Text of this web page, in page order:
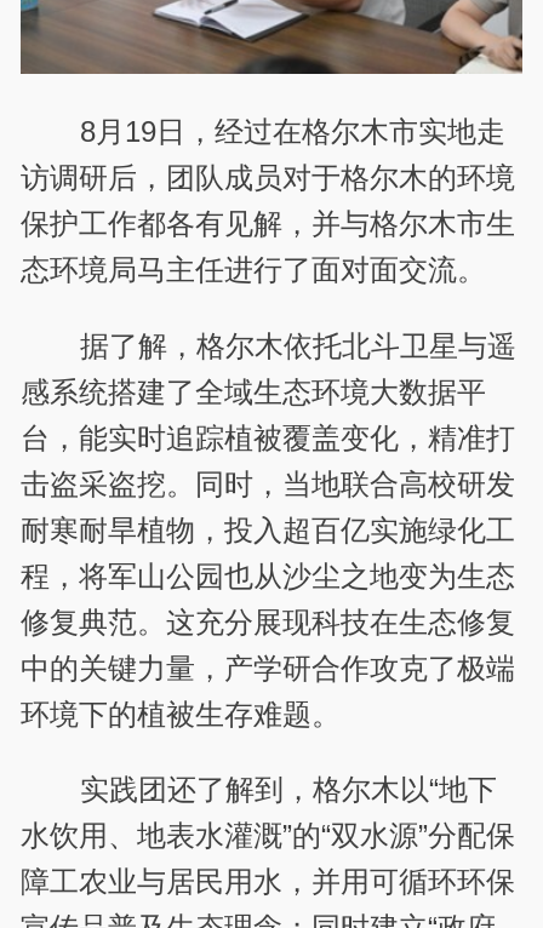
8月19日，经过在格尔木市实地走
访调研后，团队成员对于格尔木的环境
保护工作都各有见解，并与格尔木市生
态环境局马主任进行了面对面交流。
据了解，格尔木依托北斗卫星与遥
感系统搭建了全域生态环境大数据平
台，能实时追踪植被覆盖变化，精准打
击盗采盗挖。同时，当地联合高校研发
耐寒耐旱植物，投入超百亿实施绿化工
程，将军山公园也从沙尘之地变为生态
修复典范。这充分展现科技在生态修复
中的关键力量，产学研合作攻克了极端
环境下的植被生存难题。
实践团还了解到，格尔木以“地下
水饮用、地表水灌溉”的“双水源”分配保
障工农业与居民用水，并用可循环环保